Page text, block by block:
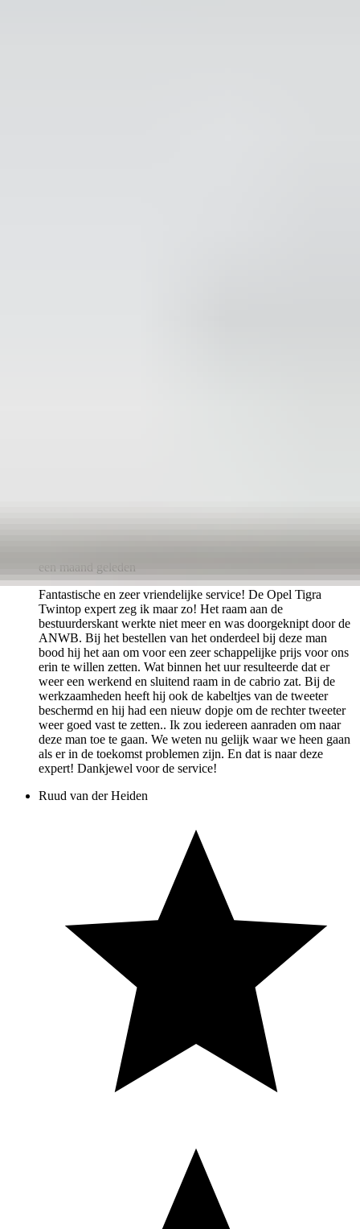
een maand geleden
Fantastische en zeer vriendelijke service! De Opel Tigra
Twintop expert zeg ik maar zo! Het raam aan de
bestuurderskant werkte niet meer en was doorgeknipt door de
ANWB. Bij het bestellen van het onderdeel bij deze man
bood hij het aan om voor een zeer schappelijke prijs voor ons
erin te willen zetten. Wat binnen het uur resulteerde dat er
weer een werkend en sluitend raam in de cabrio zat. Bij de
werkzaamheden heeft hij ook de kabeltjes van de tweeter
beschermd en hij had een nieuw dopje om de rechter tweeter
weer goed vast te zetten.. Ik zou iedereen aanraden om naar
deze man toe te gaan. We weten nu gelijk waar we heen gaan
als er in de toekomst problemen zijn. En dat is naar deze
expert! Dankjewel voor de service!
Ruud van der Heiden